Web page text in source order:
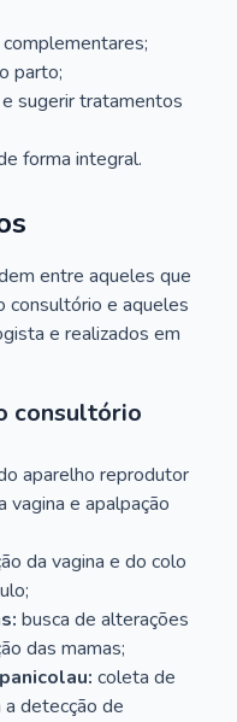
parto;
sugerir tratamentos
forma integral.
entre aqueles que
consultório e aqueles
e realizados em
consultório
aparelho reprodutor
vagina e apalpação
da vagina e do colo
busca de alterações
das mamas;
coleta de
detecção de